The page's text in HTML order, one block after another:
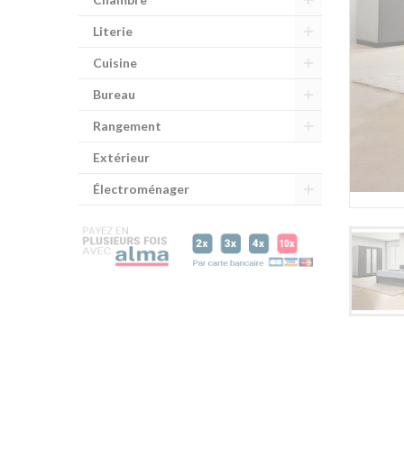
Literie
Cuisine
Bureau
Rangement
Extérieur
Électroménager